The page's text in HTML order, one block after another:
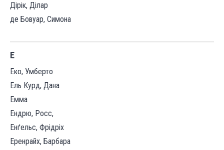
Дірік, Ділар
де Бовуар, Симона
Е
Еко, Умберто
Ель Курд, Дана
Емма
Ендрю, Росс,
Енґельс, Фрідріх
Еренрайх, Барбара